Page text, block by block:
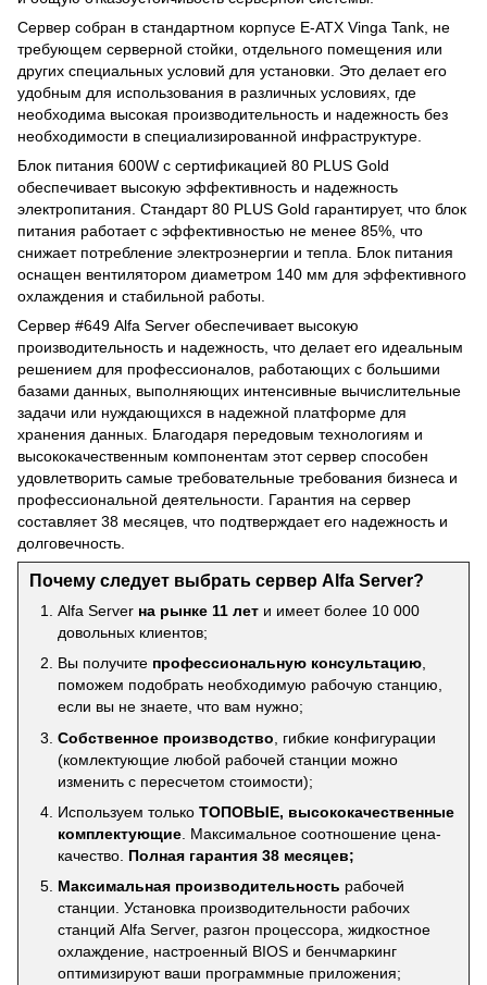
Сервер собран в стандартном корпусе E-ATX Vinga Tank, не
требующем серверной стойки, отдельного помещения или
других специальных условий для установки. Это делает его
удобным для использования в различных условиях, где
необходима высокая производительность и надежность без
необходимости в специализированной инфраструктуре.
Блок питания 600W с сертификацией 80 PLUS Gold
обеспечивает высокую эффективность и надежность
электропитания. Стандарт 80 PLUS Gold гарантирует, что блок
питания работает с эффективностью не менее 85%, что
снижает потребление электроэнергии и тепла. Блок питания
оснащен вентилятором диаметром 140 мм для эффективного
охлаждения и стабильной работы.
Сервер #649 Alfa Server обеспечивает высокую
производительность и надежность, что делает его идеальным
решением для профессионалов, работающих с большими
базами данных, выполняющих интенсивные вычислительные
задачи или нуждающихся в надежной платформе для
хранения данных. Благодаря передовым технологиям и
высококачественным компонентам этот сервер способен
удовлетворить самые требовательные требования бизнеса и
профессиональной деятельности. Гарантия на сервер
составляет 38 месяцев, что подтверждает его надежность и
долговечность.
Почему следует выбрать сервер Alfa Server?
Alfa Server на рынке 11 лет и имеет более 10 000
довольных клиентов;
Вы получите профессиональную консультацию,
поможем подобрать необходимую рабочую станцию,
если вы не знаете, что вам нужно;
Собственное производство , гибкие конфигурации
(комлектующие любой рабочей станции можно
изменить с пересчетом стоимости);
Используем только ТОПОВЫЕ, высококачественные
комплектующие . Максимальное соотношение цена-
качество. Полная гарантия 38 месяцев;
Максимальная производительность рабочей
станции. Установка производительности рабочих
станций Alfa Server, разгон процессора, жидкостное
охлаждение, настроенный BIOS и бенчмаркинг
оптимизируют ваши программные приложения;